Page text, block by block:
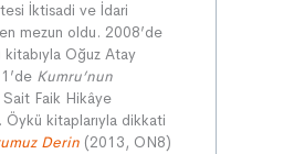
İktisadi ve İdari
mezun oldu. 2008’de
Oğuz Atay
Kumru’nun
Faik Hikâye
Öykü kitaplarıyla dikkati
Derin (2013, ON8)